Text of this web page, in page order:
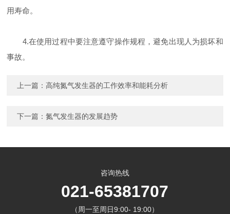
用寿命。
4.在使用过程中要注意遵守操作规程，避免出现人为损坏和
事故。
上一篇：高纯氮气发生器的工作效率和能耗分析
下一篇：氮气发生器的发展趋势
咨询热线
021-65381707
（周一至周日9:00- 19:00）